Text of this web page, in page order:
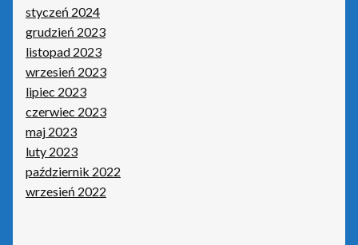
styczeń 2024
grudzień 2023
listopad 2023
wrzesień 2023
lipiec 2023
czerwiec 2023
maj 2023
luty 2023
październik 2022
wrzesień 2022